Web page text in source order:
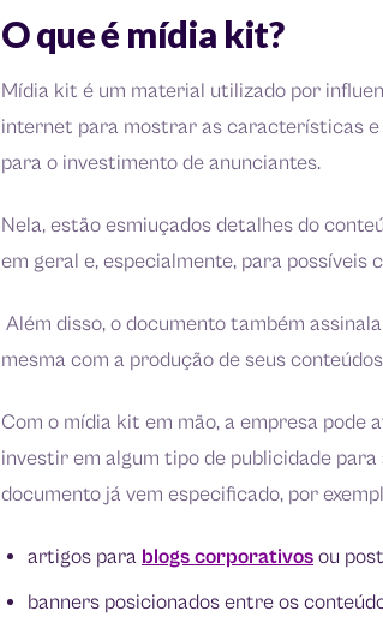
O que é mídia kit?
Mídia kit é um material utilizado por
internet para mostrar as características
para o investimento de anunciantes.
Nela, estão esmiuçados detalhes do
em geral e, especialmente, para possíveis
Além disso, o documento também
mesma com a produção de seus
Com o mídia kit em mão, a empresa pode
investir em algum tipo de publicidade
documento já vem especificado, por
artigos para blogs corporativos ou
banners posicionados entre os